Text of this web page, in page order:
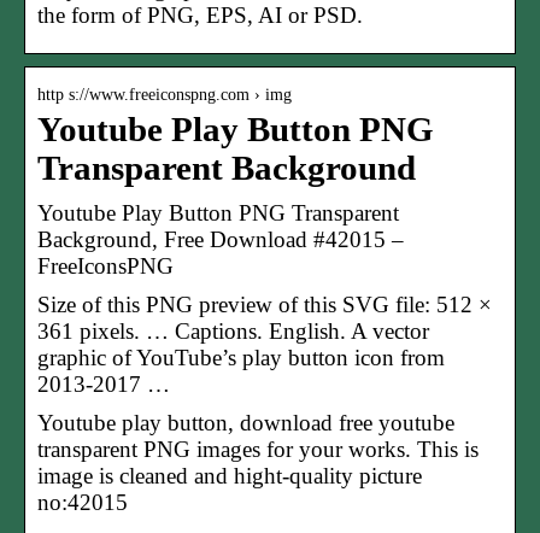
the form of PNG, EPS, AI or PSD.
http s://www.freeiconspng.com › img
Youtube Play Button PNG
Transparent Background
Youtube Play Button PNG Transparent
Background, Free Download #42015 –
FreeIconsPNG
Size of this PNG preview of this SVG file: 512 ×
361 pixels. … Captions. English. A vector
graphic of YouTube’s play button icon from
2013-2017 …
Youtube play button, download free youtube
transparent PNG images for your works. This is
image is cleaned and hight-quality picture
no:42015